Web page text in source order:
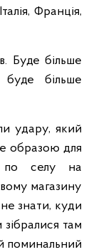
Франція,
Буде більше
буде більше
удару, який
образою для
по селу на
магазину
не знати, куди
там
поминальний